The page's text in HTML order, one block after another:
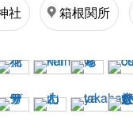
社 箱根関所